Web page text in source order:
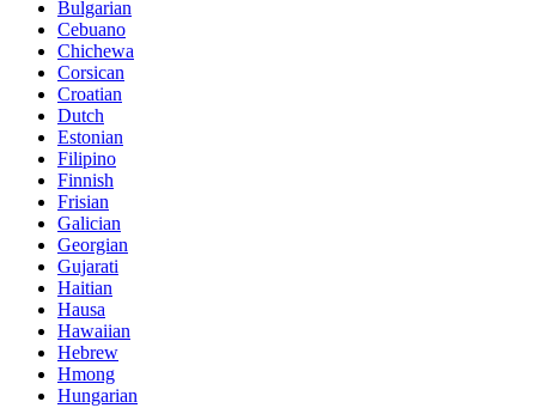
Bulgarian
Cebuano
Chichewa
Corsican
Croatian
Dutch
Estonian
Filipino
Finnish
Frisian
Galician
Georgian
Gujarati
Haitian
Hausa
Hawaiian
Hebrew
Hmong
Hungarian